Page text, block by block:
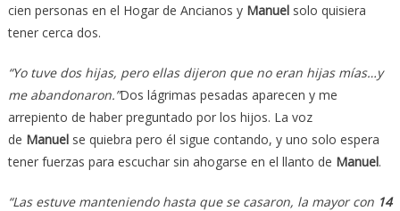
cien personas en el Hogar de Ancianos y Manuelsolo quisiera
tener cerca dos.
“Yo tuve dos hijas, pero ellas dijeron que no eran hijas mías…y
me abandonaron.”Dos lágrimas pesadas aparecen y me
arrepiento de haber preguntado por los hijos. La voz
de Manuelse quiebra pero él sigue contando, y uno solo espera
tener fuerzas para escuchar sin ahogarse en el llanto de Manuel.
“Las estuve manteniendo hasta que se casaron, la mayor con 14